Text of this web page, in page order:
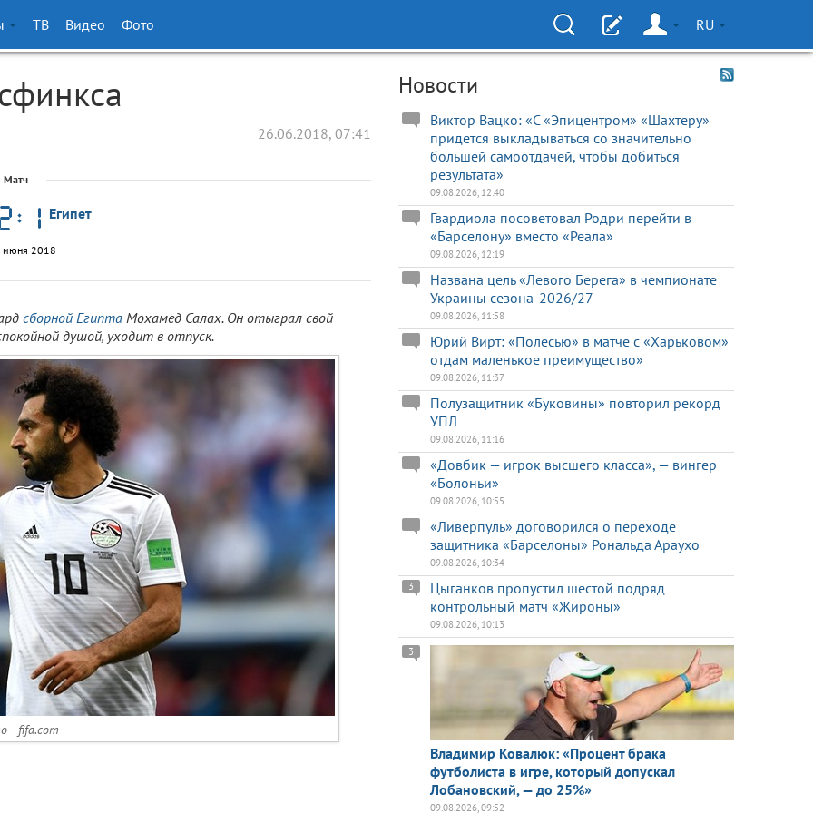
ТВ Видео Фото RU
26.06.2018, 07:41
Матч
Египет
июня 2018
сборной Египта Мохамед Салах. Он отыграл свой
душой, уходит в отпуск.
- fifa.com
Новости
Виктор Вацко: «С «Эпицентром» «Шахтеру»
придется выкладываться со значительно
большей самоотдачей, чтобы добиться
результата»
09.08.2026, 12:40
Гвардиола посоветовал Родри перейти в
«Барселону» вместо «Реала»
09.08.2026, 12:19
Названа цель «Левого Берега» в чемпионате
Украины сезона-2026/27
09.08.2026, 11:58
Юрий Вирт: «Полесью» в матче с «Харьковом»
отдам маленькое преимущество»
09.08.2026, 11:37
Полузащитник «Буковины» повторил рекорд
УПЛ
09.08.2026, 11:16
«Довбик — игрок высшего класса», — вингер
«Болоньи»
09.08.2026, 10:55
«Ливерпуль» договорился о переходе
защитника «Барселоны» Рональда Араухо
09.08.2026, 10:34
Цыганков пропустил шестой подряд
контрольный матч «Жироны»
3
09.08.2026, 10:13
Владимир Ковалюк: «Процент брака
футболиста в игре, который допускал
Лобановский, — до 25%»
3
09.08.2026, 09:52